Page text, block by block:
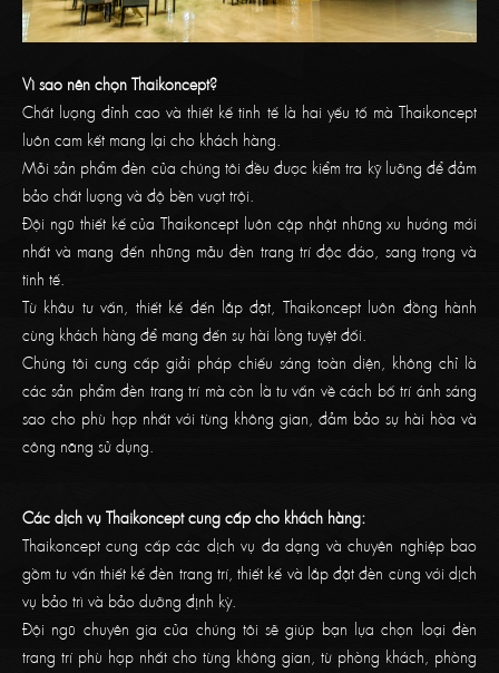
Vì sao nên chọn Thaikoncept?
Chất lượng đỉnh cao và thiết kế tinh tế là hai yếu tố mà Thaikoncept
luôn cam kết mang lại cho khách hàng.
Mỗi sản phẩm đèn của chúng tôi đều được kiểm tra kỹ lưỡng để đảm
bảo chất lượng và độ bền vượt trội.
Đội ngũ thiết kế của Thaikoncept luôn cập nhật những xu hướng mới
nhất và mang đến những mẫu đèn trang trí độc đáo, sang trọng và
tinh tế.
Từ khâu tư vấn, thiết kế đến lắp đặt, Thaikoncept luôn đồng hành
cùng khách hàng để mang đến sự hài lòng tuyệt đối.
Chúng tôi cung cấp giải pháp chiếu sáng toàn diện, không chỉ là
các sản phẩm đèn trang trí mà còn là tư vấn về cách bố trí ánh sáng
sao cho phù hợp nhất với từng không gian, đảm bảo sự hài hòa và
công năng sử dụng.
Các dịch vụ Thaikoncept cung cấp cho khách hàng:
Thaikoncept cung cấp các dịch vụ đa dạng và chuyên nghiệp bao
gồm tư vấn thiết kế đèn trang trí, thiết kế và lắp đặt đèn cùng với dịch
vụ bảo trì và bảo dưỡng định kỳ.
Đội ngũ chuyên gia của chúng tôi sẽ giúp bạn lựa chọn loại đèn
trang trí phù hợp nhất cho từng không gian, từ phòng khách, phòng